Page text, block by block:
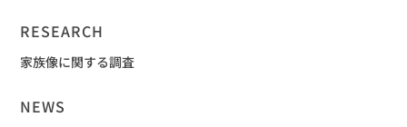
RESEARCH
家族像に関する調査
NEWS